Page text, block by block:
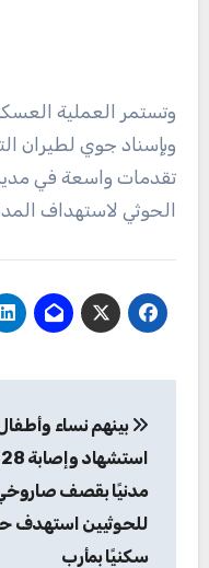
وتستمر العملية
وبإسناد جوي لطيران
تقدمات واسعة في
الحوثي لاستهداف
المقالات
بينهم نساء
استشهاد وإصابة 28
مدنيًا بقصف
للحوثيين استهدف
سكنيًا بمأرب